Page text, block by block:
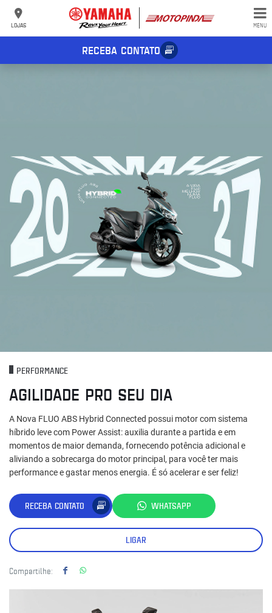
LOJAS MENU
RECEBA CONTATO
PERFORMANCE
AGILIDADE PRO SEU DIA
A Nova FLUO ABS Hybrid Connected possui motor com sistema
híbrido leve com Power Assist: auxilia durante a partida e em
momentos de maior demanda, fornecendo potência adicional e
aliviando a sobrecarga do motor principal, para você ter mais
performance e gastar menos energia. É só acelerar e ser feliz!
RECEBA CONTATO WHATSAPP
LIGAR
Compartilhe: